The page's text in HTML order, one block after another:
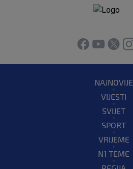
NAJNOVIJE
VIJESTI
SVIJET
SPORT
VRIJEME
N1 TEME